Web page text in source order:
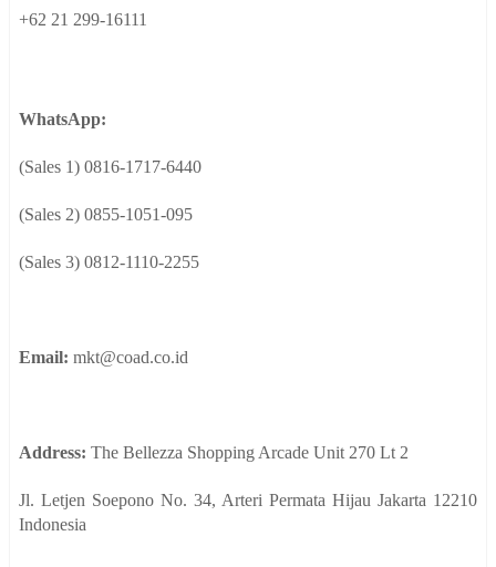
+62 21 299-16111
WhatsApp:
(Sales 1) 0816-1717-6440
(Sales 2) 0855-1051-095
(Sales 3) 0812-1110-2255
Email: mkt@coad.co.id
Address: The Bellezza Shopping Arcade Unit 270 Lt 2
Jl. Letjen Soepono No. 34, Arteri Permata Hijau Jakarta 12210
Indonesia